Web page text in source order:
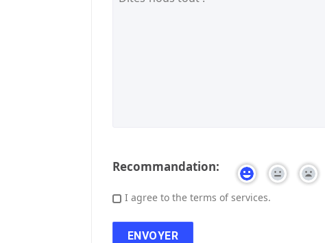
Recommandation:
I agree to the terms of services.